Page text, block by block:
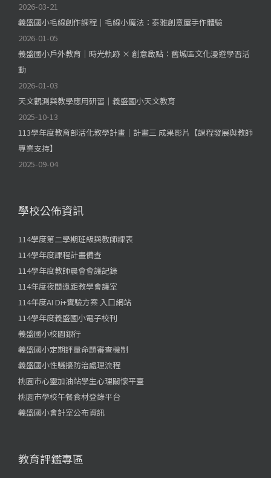
2026-03-21
義盛國小毛線創作課程｜毛線小魔法：泰雅創意屋手作體驗
2026-01-05
義盛國小戶外教育｜時光軌跡 × 創意啟點：舊城區文化漫遊學習活
動
2026-01-03
天文觀測與教學應用研習｜義盛國小天文教育
2025-10-13
113學年度教育部活化教學計畫｜計畫三 成果影片【課程發展與教師
專業支持】
2025-09-04
學校公佈資訊
114學度第二學期班級與教師課表
114學年度課程計畫備查
114學年度教師晨會會議記錄
114年度夜間遠距教學會議室
114年度AI Di+實驗方案 入口網站
114學年度義盛國小電子校刊
義盛國小校園銀行
義盛國小定期評量命題審查機制
義盛國小性騷擾防治處理流程
桃園市心靈加油站學生心理關懷平臺
桃園市學校午餐食材登錄平台
義盛國小會計室公布資訊
教育評鑑專區